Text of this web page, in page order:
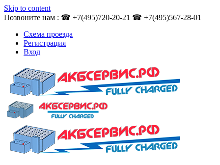
Skip to content
Позвоните нам : ☎ +7(495)720-20-21 ☎ +7(495)567-28-01
Схема проезда
Регистрация
Вход